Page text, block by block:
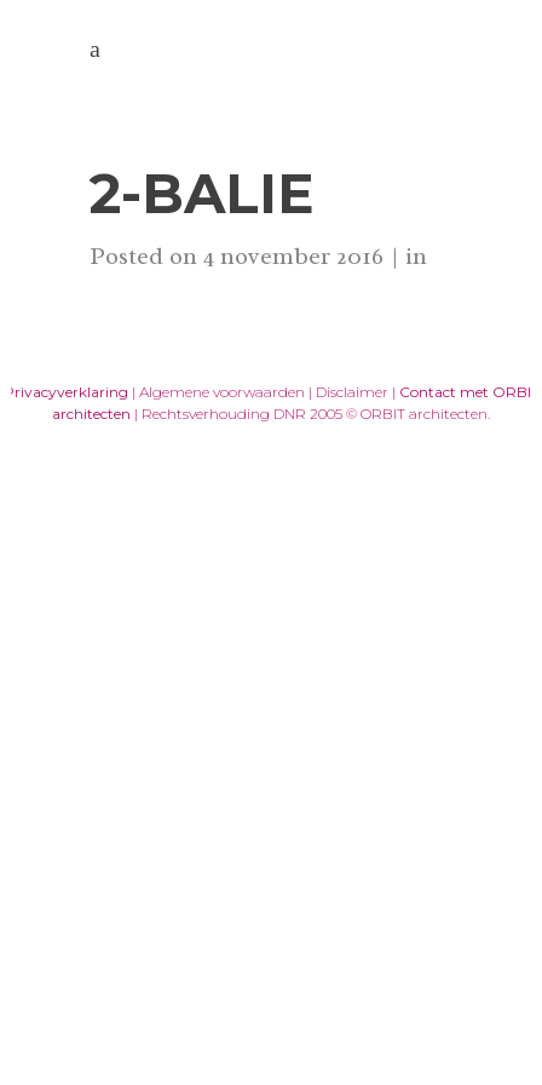
2-BALIE
Posted on 4 november 2016 in
Privacyverklaring | Algemene voorwaarden | Disclaimer | Contact met ORBIT
architecten | Rechtsverhouding DNR 2005 © ORBIT architecten.